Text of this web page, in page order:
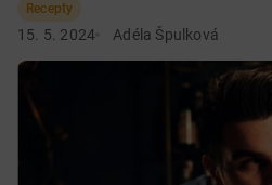
Recepty
15. 5. 2024 Adéla Špulková